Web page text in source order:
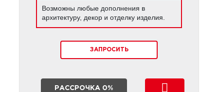
Возможны любые дополнения в
архитектуру, декор и отделку изделия.
ЗАПРОСИТЬ
РАССРОЧКА 0%